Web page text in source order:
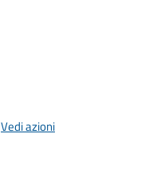
Vedi azioni